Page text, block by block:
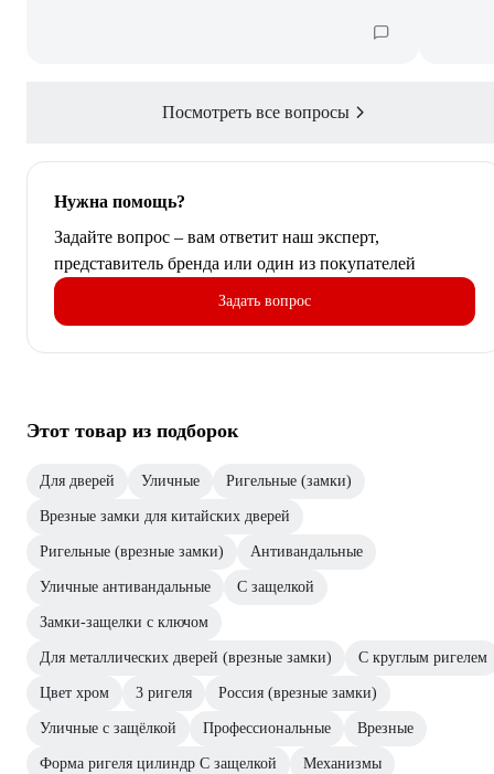
Посмотреть все вопросы
Нужна помощь?
Задайте вопрос – вам ответит наш эксперт,
представитель бренда или один из покупателей
Задать вопрос
Этот товар из подборок
Для дверей Уличные Ригельные (замки)
Врезные замки для китайских дверей
Ригельные (врезные замки) Антивандальные
Уличные антивандальные С защелкой
Замки-защелки с ключом
Для металлических дверей (врезные замки) С круглым ригелем
Цвет хром 3 ригеля Россия (врезные замки)
Уличные с защёлкой Профессиональные Врезные
Форма ригеля цилиндр С защелкой Механизмы